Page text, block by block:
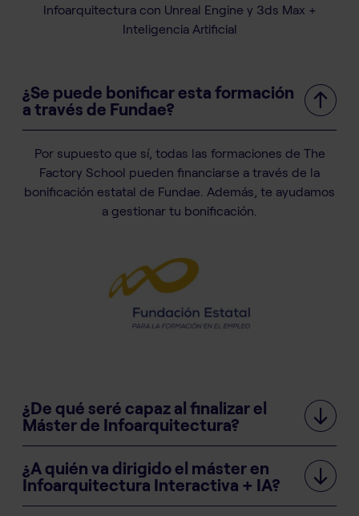
Infoarquitectura con Unreal Engine y 3ds Max +
Inteligencia Artificial
¿Se puede bonificar esta formación
a través de Fundae?
Por supuesto que sí, todas las formaciones de The
Factory School pueden financiarse a través de la
bonificación estatal de Fundae. Además, te ayudamos
a gestionar tu bonificación.
¿De qué seré capaz al finalizar el
Máster de Infoarquitectura?
¿A quién va dirigido el máster en
Infoarquitectura Interactiva + IA?